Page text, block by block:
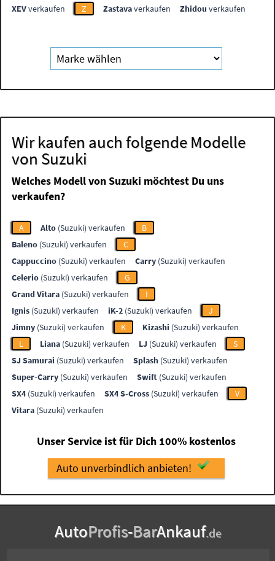
XEVverkaufen Z Zastavaverkaufen Zhidou verkaufen
Wir kaufen auch folgende Modelle
von Suzuki
Welches Modell von Suzuki möchtest Du uns
verkaufen?
A Alto (Suzuki) verkaufen
B
Baleno (Suzuki) verkaufen
C
Cappuccino (Suzuki) verkaufen Carry (Suzuki) verkaufen
Celerio (Suzuki) verkaufen
G
Grand Vitara (Suzuki) verkaufen
I
Ignis (Suzuki) verkaufen iK-2 (Suzuki) verkaufen
J
Jimny (Suzuki) verkaufen K Kizashi (Suzuki) verkaufen
L
Liana (Suzuki) verkaufen LJ (Suzuki) verkaufen
S
SJ Samurai (Suzuki) verkaufen Splash (Suzuki) verkaufen
Super-Carry (Suzuki) verkaufen Swift (Suzuki) verkaufen
SX4 (Suzuki) verkaufen SX4 S-Cross (Suzuki) verkaufen
V
Vitara (Suzuki) verkaufen
Unser Service ist für Dich 100% kostenlos
Auto unverbindlich anbieten!
AutoProfis-BarAnkauf.de